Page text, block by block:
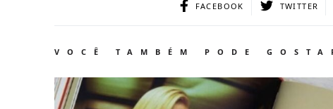
FACEBOOK TWITTER
VOCÊ TAMBÉM PODE